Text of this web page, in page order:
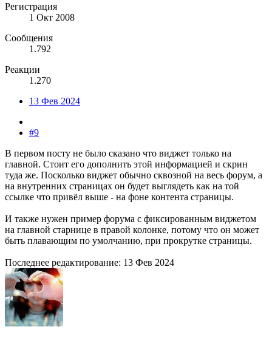
Регистрация
1 Окт 2008
Сообщения
1.792
Реакции
1.270
13 Фев 2024
#9
В первом посту не было сказано что виджет только на
главной. Стоит его дополнить этой информацией и скрин
туда же. Посколько виджет обычно сквозной на весь форум, а
на внутренних страницах он будет выглядеть как на той
ссылке что привёл выше - на фоне контента страницы.
И также нужен пример форума с фиксированным виджетом
на главной старнице в правой колонке, потому что он может
быть плавающим по умолчанию, при прокрутке страницы.
Последнее редактирование: 13 Фев 2024